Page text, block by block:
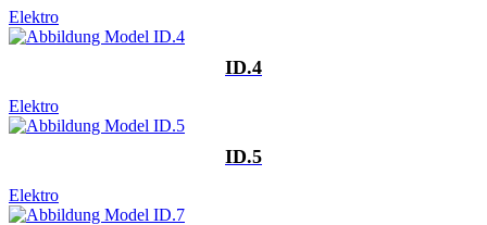
Elektro
ID.4
Elektro
ID.5
Elektro